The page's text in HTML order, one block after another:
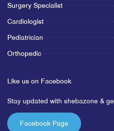
Surgery Specialist
Cardiologist
Pediatrician
Orthopedic
Like us on Facebook
Stay updated with shebazone &
Facebook Page